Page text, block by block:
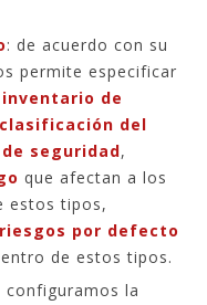
: de acuerdo con su
permite especificar
de
del
seguridad,
que afectan a los
estos tipos,
por defecto
de estos tipos.
configuramos la